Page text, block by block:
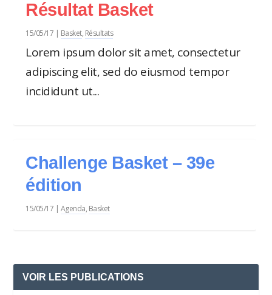
Résultat Basket
15/05/17 | Basket, Résultats
Lorem ipsum dolor sit amet, consectetur
adipiscing elit, sed do eiusmod tempor
incididunt ut...
Challenge Basket – 39e
édition
15/05/17 | Agenda, Basket
VOIR LES PUBLICATIONS